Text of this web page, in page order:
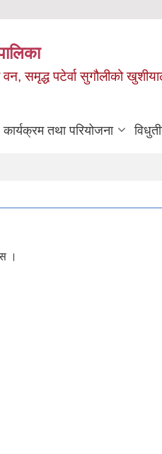
वन, समृद्ध पटेर्वा सुगौलीको
कार्यक्रम तथा परियोजना
।